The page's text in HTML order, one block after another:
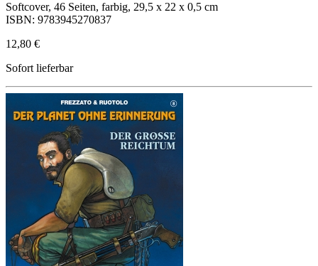
Softcover, 46 Seiten, farbig, 29,5 x 22 x 0,5 cm
ISBN: 9783945270837
12,80 €
Sofort lieferbar